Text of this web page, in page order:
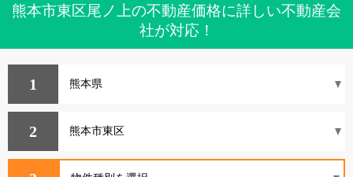
熊本市東区尾ノ上の不動産価格に詳しい不動産会
社が対応！
1
2